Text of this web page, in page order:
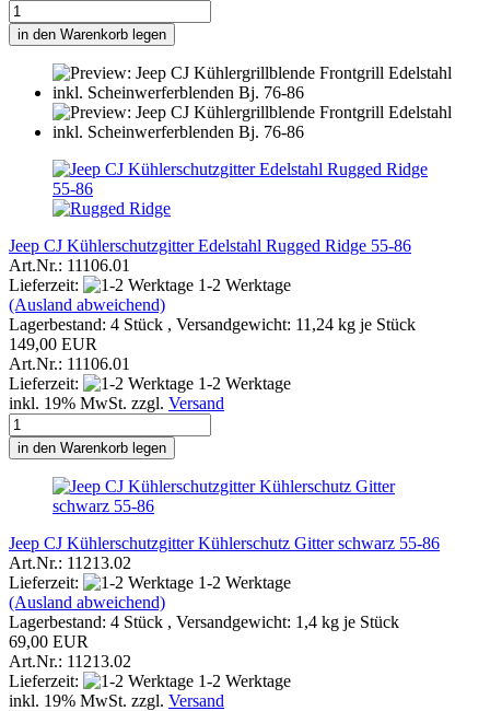
in den Warenkorb legen
Jeep CJ Kühlerschutzgitter Edelstahl Rugged Ridge 55-86
Art.Nr.: 11106.01
Lieferzeit:
1-2 Werktage
(Ausland abweichend)
Lagerbestand: 4 Stück , Versandgewicht: 11,24 kg je Stück
149,00 EUR
Art.Nr.: 11106.01
Lieferzeit:
1-2 Werktage
inkl. 19% MwSt. zzgl. Versand
in den Warenkorb legen
Jeep CJ Kühlerschutzgitter Kühlerschutz Gitter schwarz 55-86
Art.Nr.: 11213.02
Lieferzeit:
1-2 Werktage
(Ausland abweichend)
Lagerbestand: 4 Stück , Versandgewicht: 1,4 kg je Stück
69,00 EUR
Art.Nr.: 11213.02
Lieferzeit:
1-2 Werktage
inkl. 19% MwSt. zzgl. Versand